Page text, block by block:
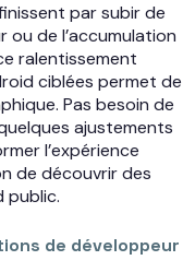
par subir de
ou de l’accumulation
ralentissement
ciblées permet de
Pas besoin de
ajustements
l’expérience
de découvrir des
public.
de développeur